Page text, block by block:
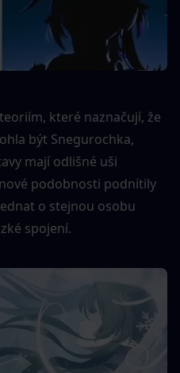
které naznačují, že
být Snegurochka,
mají odlišné uši
podobnosti podnítily
o stejnou osobu
spojení.